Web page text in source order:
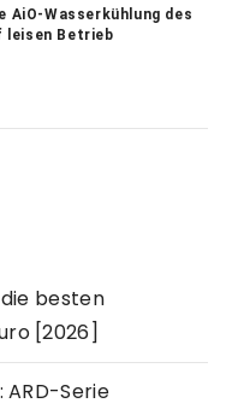
AiO-Wasserkühlung des
Betrieb
besten
[2026]
ARD-Serie